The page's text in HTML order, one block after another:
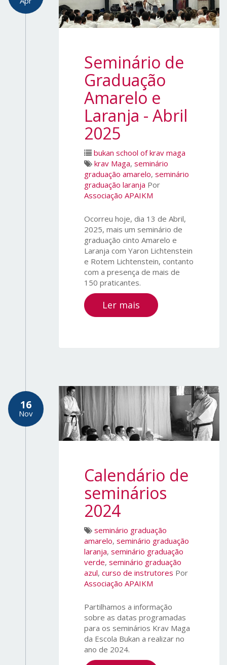
Seminário de
Graduação
Amarelo e
Laranja - Abril
2025
bukan school of krav maga
krav Maga, seminário
graduação amarelo, seminário
graduação laranja Por
Associação APAIKM
Ocorreu hoje, dia 13 de Abril,
2025, mais um seminário de
graduação cinto Amarelo e
Laranja com Yaron Lichtenstein
e Rotem Lichtenstein, contanto
com a presença de mais de
150 praticantes.
Ler mais
Calendário de
seminários
2024
seminário graduação
amarelo, seminário graduação
laranja, seminário graduação
verde, seminário graduação
azul, curso de instrutores
16
Nov
Por
Associação APAIKM
Partilhamos a informação
sobre as datas programadas
para os seminários Krav Maga
da Escola Bukan a realizar no
ano de 2024.